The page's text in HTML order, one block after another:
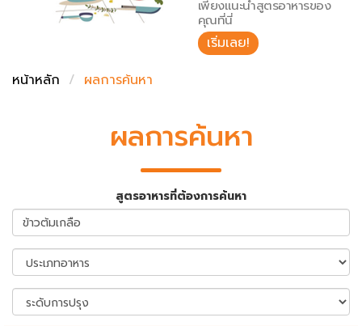
เปรียบเทียบน้ำหนักวัตถุดิบเพียงแนะนำสูตรอาหารของ
คุณที่นี่
เริ่มเลย!
หน้าหลัก
ผลการค้นหา
ผลการค้นหา
สูตรอาหารที่ต้องการค้นหา